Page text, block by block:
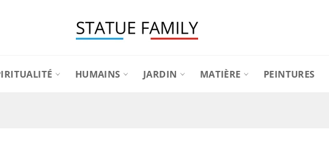
HUMAINS JARDIN MATIÈRE PEINTURES